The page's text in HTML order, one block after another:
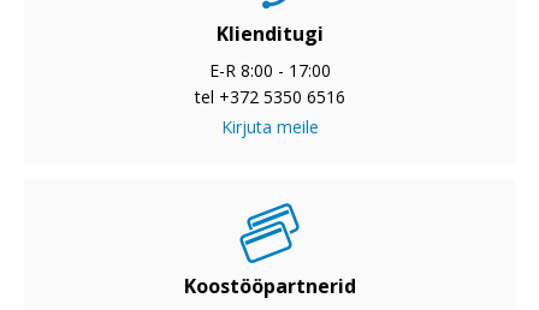
Klienditugi
E-R 8:00 - 17:00
tel +372 5350 6516
Kirjuta meile
Koostööpartnerid